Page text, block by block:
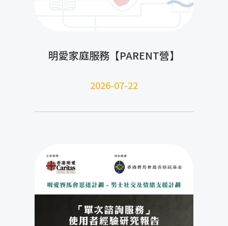
明愛家庭服務【PARENT營】
2026-07-22